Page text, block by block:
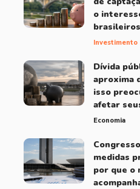
o
Investimento
Dívida
aproxima
isso
afetar
Economia
medidas
por que o